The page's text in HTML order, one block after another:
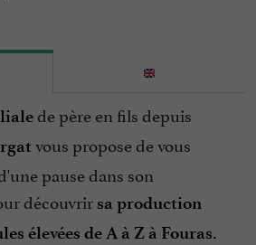
de père en fils depuis
vous propose de vous
pause dans son
découvrir sa production
élevées de A à Z à Fouras.